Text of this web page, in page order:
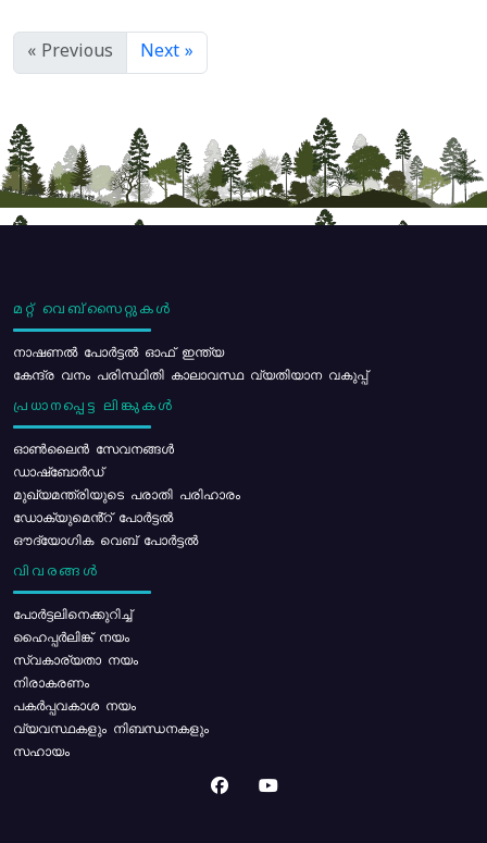
« Previous Next »
മറ്റ് വെബ്സൈറ്റുകൾ
നാഷണൽ പോർട്ടൽ ഓഫ് ഇന്ത്യ
കേന്ദ്ര വനം പരിസ്ഥിതി കാലാവസ്ഥ വ്യതിയാന വകുപ്പ്
പ്രധാനപ്പെട്ട ലിങ്കുകൾ
ഓൺലൈൻ സേവനങ്ങൾ
ഡാഷ്ബോർഡ്
മുഖ്യമന്ത്രിയുടെ പരാതി പരിഹാരം
ഡോക്യുമെൻ്റ് പോർട്ടൽ
ഔദ്യോഗിക വെബ് പോർട്ടൽ
വിവരങ്ങൾ
പോര്‍ട്ടലിനെക്കുറിച്ച്
ഹൈപ്പർലിങ്ക് നയം
സ്വകാര്യതാ നയം
നിരാകരണം
പകർപ്പവകാശ നയം
വ്യവസ്ഥകളും നിബന്ധനകളും
സഹായം